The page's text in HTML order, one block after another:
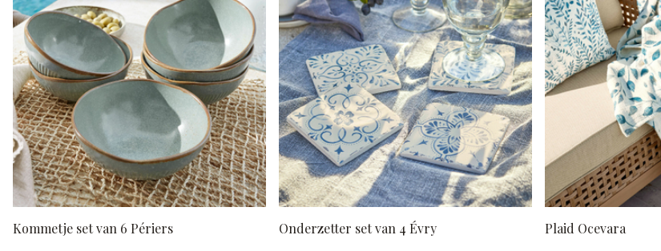
Kommetje set van 6 Périers Onderzetter set van 4 Évry Plaid Ocevara